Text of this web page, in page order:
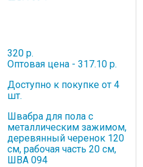
320 р.
Оптовая цена - 317.10 р.
Доступно к покупке от 4
шт.
Швабра для пола с
металлическим зажимом,
деревянный черенок 120
см, рабочая часть 20 см,
ШВА 094